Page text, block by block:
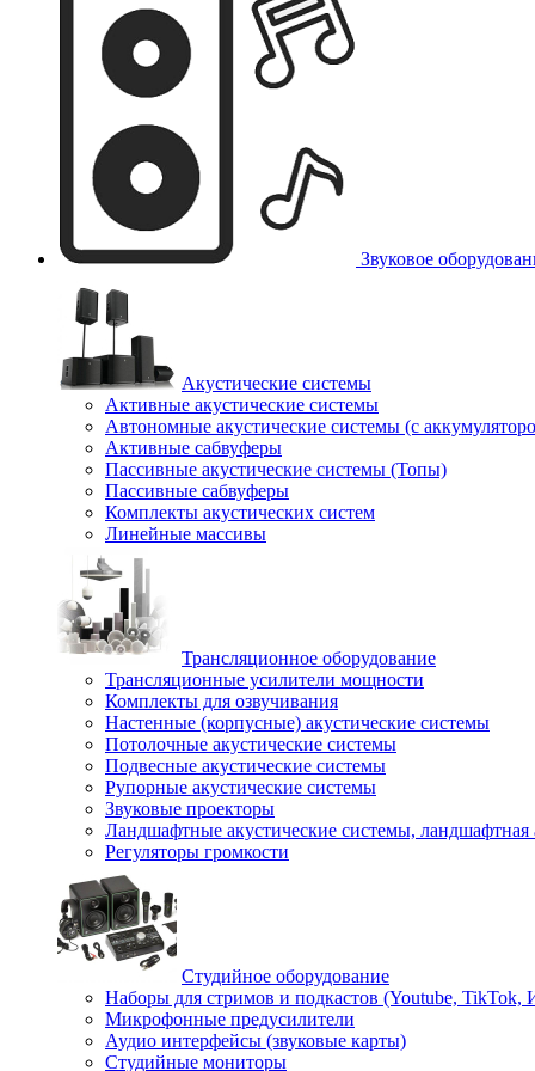
Звуковое
Акустические системы
Активные акустические системы
Автономные акустические системы (с
Активные сабвуферы
Пассивные акустические системы (Топы)
Пассивные сабвуферы
Комплекты акустических систем
Линейные массивы
Трансляционное оборудование
Трансляционные усилители мощности
Комплекты для озвучивания
Настенные (корпусные) акустические системы
Потолочные акустические системы
Подвесные акустические системы
Рупорные акустические системы
Звуковые проекторы
Ландшафтные акустические системы, ландшафтная
Регуляторы громкости
Студийное оборудование
Наборы для стримов и подкастов (Youtube, TikTok,
Микрофонные предусилители
Аудио интерфейсы (звуковые карты)
Студийные мониторы